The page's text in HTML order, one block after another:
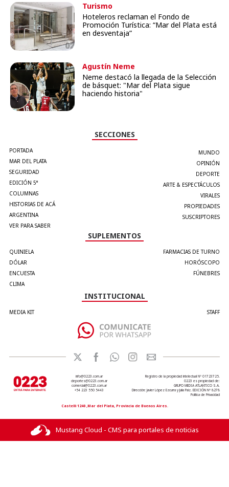
Turismo
Hoteleros reclaman el Fondo de
Promoción Turística: “Mar del Plata está
en desventaja”
Agustín Neme
Neme destacó la llegada de la Selección
de básquet: "Mar del Plata sigue
haciendo historia"
SECCIONES
PORTADA
MAR DEL PLATA
SEGURIDAD
EDICIÓN 5°
COLUMNAS
HISTORIAS DE ACÁ
ARGENTINA
VER PARA SABER
MUNDO
OPINIÓN
DEPORTE
ARTE & ESPECTÁCULOS
VIRALES
PROPIEDADES
SUSCRIPTORES
SUPLEMENTOS
QUINIELA
DÓLAR
ENCUESTA
CLIMA
FARMACIAS DE TURNO
HORÓSCOPO
FÚNEBRES
INSTITUCIONAL
MEDIA KIT STAFF
info@0223.com.ar
deportes@0223.com.ar
comercial@0223.com.ar
+54 223 550 5443
Registro de la propiedad intelectual Nº 01723725.
0223 es propiedad de:
GRUPO MEDIA ATLANTICO S.A.
Dirección: Javier López Ezcurra y Julia Paiz. EDICIÓN Nº 8278
Política de Privacidad
Castelli 1240 ,Mar del Plata, Provincia de Buenos Aires.
Mustang Cloud - CMS para portales de noticias